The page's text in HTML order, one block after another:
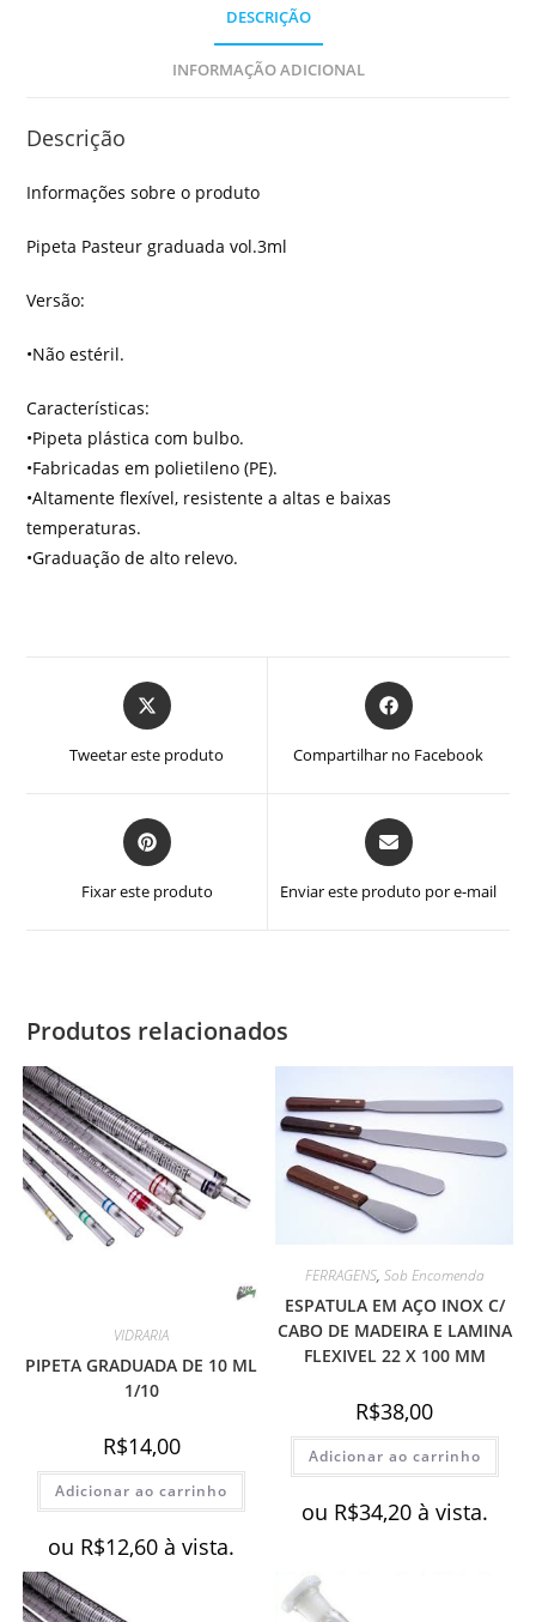
DESCRIÇÃO
INFORMAÇÃO ADICIONAL
Descrição
Informações sobre o produto
Pipeta Pasteur graduada vol.3ml
Versão:
•Não estéril.
Características:
•Pipeta plástica com bulbo.
•Fabricadas em polietileno (PE).
•Altamente flexível, resistente a altas e baixas
temperaturas.
•Graduação de alto relevo.
Abre
em
nova
Tweetar este produto
Abre
em
nova
Compartilhar no Facebook
Abre
em
nova
Fixar este produto
Abre
em
nova
Enviar este produto por e-mail
Produtos relacionados
VIDRARIA
PIPETA GRADUADA DE 10 ML
1/10
R$14,00
Adicionar ao carrinho
ou R$12,60 à vista.
FERRAGENS, Sob Encomenda
ESPATULA EM AÇO INOX C/
CABO DE MADEIRA E LAMINA
FLEXIVEL 22 X 100 MM
R$38,00
Adicionar ao carrinho
ou R$34,20 à vista.